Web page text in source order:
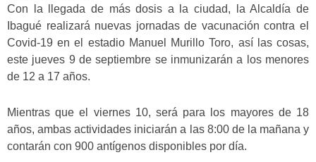
Con la llegada de más dosis a la ciudad, la Alcaldía de
Ibagué realizará nuevas jornadas de vacunación contra el
Covid-19 en el estadio Manuel Murillo Toro, así las cosas,
este jueves 9 de septiembre se inmunizarán a los menores
de 12 a 17 años.
Mientras que el viernes 10, será para los mayores de 18
años, ambas actividades iniciarán a las 8:00 de la mañana y
contarán con 900 antígenos disponibles por día.